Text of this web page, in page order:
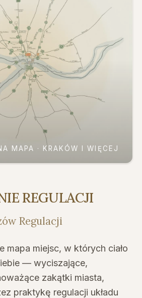
MAPA · KRAKÓW I WIĘCEJ
REGULACJI
Regulacji
mapa miejsc, w których ciało
— wyciszające,
zakątki miasta,
praktykę regulacji układu